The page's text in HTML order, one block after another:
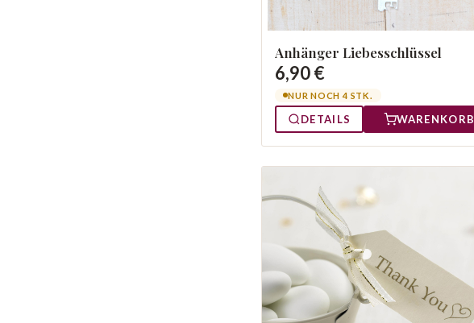
Anhänger Liebesschlüssel
6,90 €
NUR NOCH 4 STK.
DETAILS WARENKORB